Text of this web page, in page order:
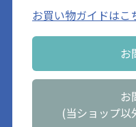
お買い物ガイドはこ
お
お
(当ショップ